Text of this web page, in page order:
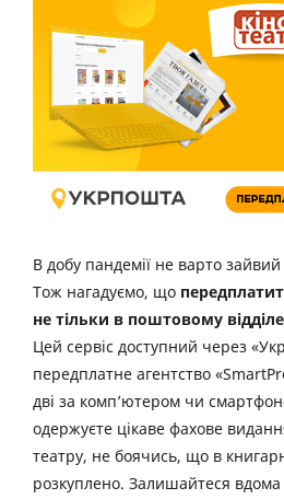
В добу пандемії не варто
Тож нагадуємо, що
не тільки в поштовому
Цей сервіс доступний через
передплатне агентство
дві за комп’ютером чи
одержуєте цікаве фахове
театру, не боячись, що в
розкуплено. Залишайтеся